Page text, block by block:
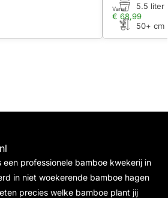
€ 68,99
Vanaf 5.5 liter
50+ cm
een professionele bamboe kwekerij in
in niet woekerende bamboe hagen
precies welke bamboe plant jij